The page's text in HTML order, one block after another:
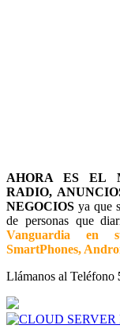
AHORA ES EL
RADIO,
NEGOCIOSya que
de personas que
Vanguardia en
SmartPhones,
Llámanos al Teléfono